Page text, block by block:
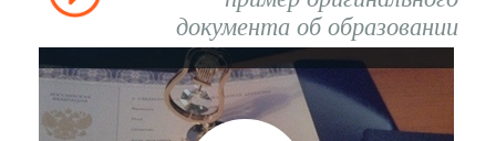
документа об образовании